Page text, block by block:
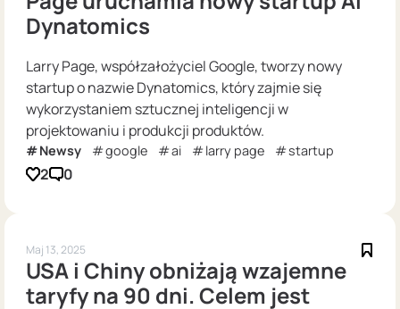
Dynatomics
Larry Page, współzałożyciel Google, tworzy nowy
startup o nazwie Dynatomics, który zajmie się
wykorzystaniem sztucznej inteligencji w
projektowaniu i produkcji produktów.
Newsy google ai larry page startup
2 0
Maj 13, 2025
USA i Chiny obniżają wzajemne
taryfy na 90 dni. Celem jest